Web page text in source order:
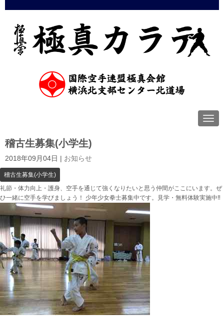
N
a
n
稽古生募集(小学生)
2018年09月04日 お知らせ
稽古生募集(小学生)
礼節・体力向上・護身、空手を通じて強くなりたいと思う仲間がここにいます。ぜ
ひ一緒に空手を学びましょう！ 少年少女拳士募集中です。見学・無料体験実施中‼︎